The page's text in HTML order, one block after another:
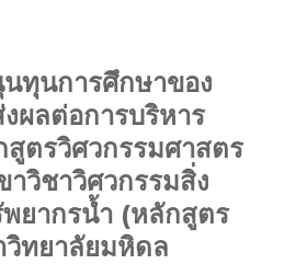
ทุนการศึกษาของ
ลต่อการบริหาร
ตรวิศวกรรมศาสตร
วิชาวิศวกรรมสิ่ง
ยากรน้ำ (หลักสูตร
ทยาลัยมหิดล